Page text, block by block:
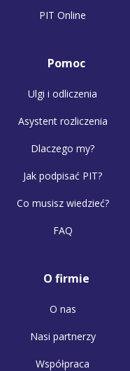
PIT Online
Pomoc
Ulgi i odliczenia
Asystent rozliczenia
Dlaczego my?
Jak podpisać PIT?
Co musisz wiedzieć?
FAQ
O firmie
O nas
Nasi partnerzy
Współpraca